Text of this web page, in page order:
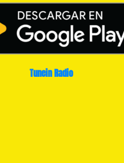
Tunein Radio